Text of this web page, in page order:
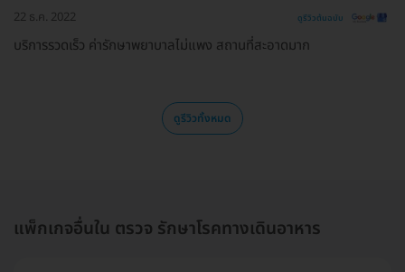
22 ธ.ค. 2022 ดูรีวิวต้นฉบับ
บริการรวดเร็ว ค่ารักษาพยาบาลไม่แพง สถานที่สะอาดมาก
ดูรีวิวทั้งหมด
แพ็กเกจอื่นใน ตรวจ รักษาโรคทางเดินอาหาร